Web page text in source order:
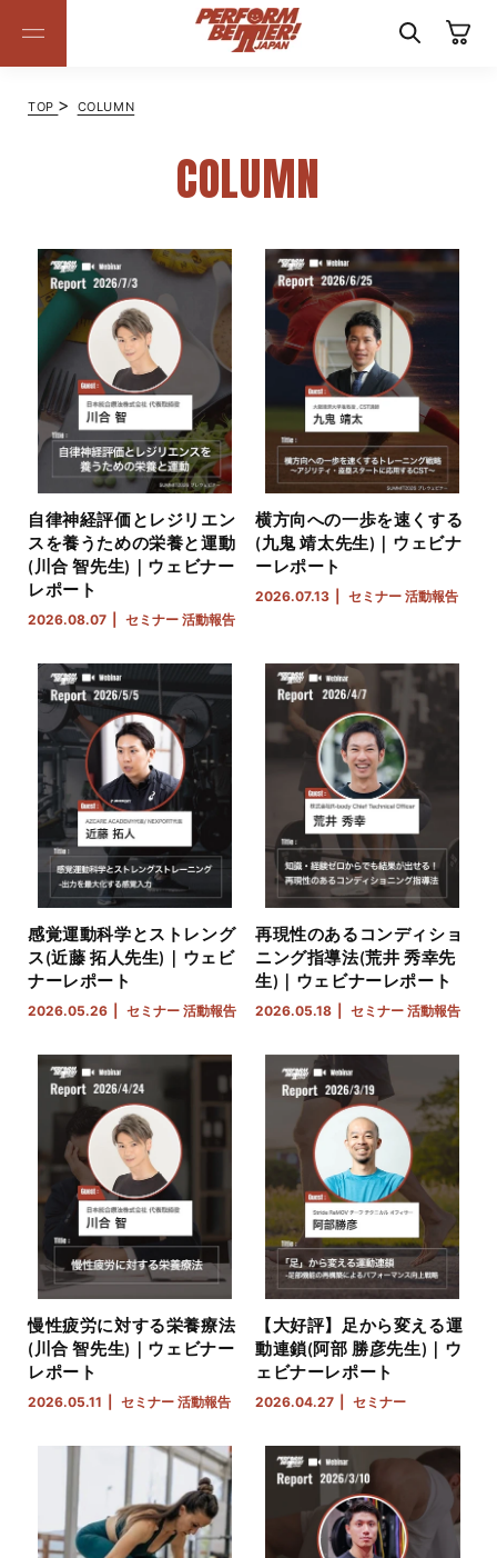
ンツに
進む
ー
TOP > COLUMN
COLUMN
自律神経評価とレジリエン
スを養うための栄養と運動
(川合 智先生)｜ウェビナー
レポート
2026.08.07 セミナー 活動報告
横方向への一歩を速くする
(九鬼 靖太先生)｜ウェビナ
ーレポート
2026.07.13 セミナー 活動報告
感覚運動科学とストレング
ス(近藤 拓人先生)｜ウェビ
ナーレポート
2026.05.26 セミナー 活動報告
再現性のあるコンディショ
ニング指導法(荒井 秀幸先
生)｜ウェビナーレポート
2026.05.18 セミナー 活動報告
慢性疲労に対する栄養療法
(川合 智先生)｜ウェビナー
レポート
2026.05.11 セミナー 活動報告
【大好評】足から変える運
動連鎖(阿部 勝彦先生)｜ウ
ェビナーレポート
2026.04.27 セミナー